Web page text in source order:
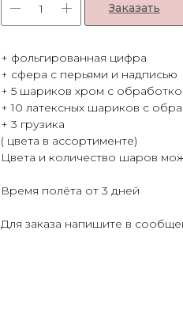
Заказать
+ фольгированная цифра
+ сфера с перьями и надписью
+ 5 шариков хром с
+ 10 латексных шариков с
+ 3 грузика
( цвета в ассортименте)
Цвета и количество шаров
Время полёта от 3 дней
Для заказа напишите в